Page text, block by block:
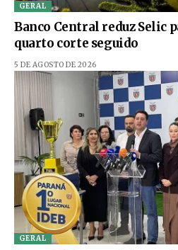
GERAL
Banco Central reduz Selic
quarto corte seguido
5 DE AGOSTO DE 2026
GERAL